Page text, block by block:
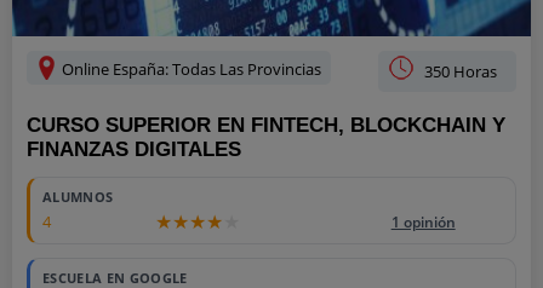
Online España: Todas Las Provincias 350 Horas
CURSO SUPERIOR EN FINTECH, BLOCKCHAIN Y
FINANZAS DIGITALES
ALUMNOS
4 1 opinión
ESCUELA EN GOOGLE